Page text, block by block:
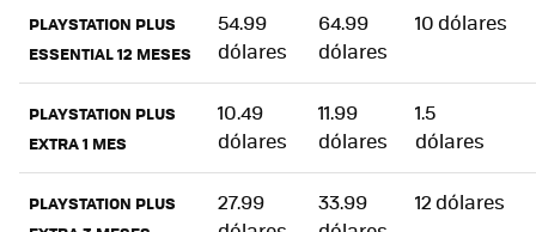
PLAYSTATION PLUS
ESSENTIAL 12 MESES
54.99
dólares
64.99
dólares
10 dólares
PLAYSTATION PLUS
EXTRA 1 MES
10.49
dólares
11.99
dólares
1.5
dólares
PLAYSTATION PLUS
27.99
33.99
12 dólares